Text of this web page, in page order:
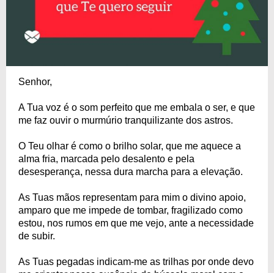
Senhor,
A Tua voz é o som perfeito que me embala o ser, e que
me faz ouvir o murmúrio tranquilizante dos astros.
O Teu olhar é como o brilho solar, que me aquece a
alma fria, marcada pelo desalento e pela
desesperança, nessa dura marcha para a elevação.
As Tuas mãos representam para mim o divino apoio,
amparo que me impede de tombar, fragilizado como
estou, nos rumos em que me vejo, ante a necessidade
de subir.
As Tuas pegadas indicam-me as trilhas por onde devo